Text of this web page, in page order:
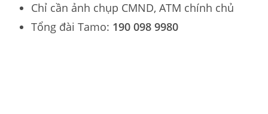
Chỉ cần ảnh chụp CMND, ATM chính chủ
Tổng đài Tamo: 190 098 9980